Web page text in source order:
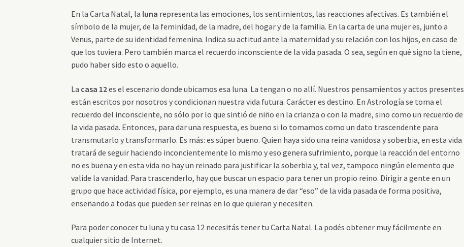
En la Carta Natal, la luna representa las emociones, los sentimientos, las reacciones afectivas. Es también el
símbolo de la mujer, de la feminidad, de la madre, del hogar y de la familia. En la carta de una mujer es, junto a
Venus, parte de su identidad femenina. Indica su actitud ante la maternidad y su relación con los hijos, en caso de
que los tuviera. Pero también marca el recuerdo inconsciente de la vida pasada. O sea, según en qué signo la tiene,
pudo haber sido esto o aquello.
La casa 12es el escenario donde ubicamos esa luna. La tengan o no allí. Nuestros pensamientos y actos presentes
están escritos por nosotros y condicionan nuestra vida futura. Carácter es destino. En Astrología se toma el
recuerdo del inconsciente, no sólo por lo que sintió de niño en la crianza o con la madre, sino como un recuerdo de
la vida pasada. Entonces, para dar una respuesta, es bueno si lo tomamos como un dato trascendente para
transmutarlo y transformarlo. Es más: es súper bueno. Quien haya sido una reina vanidosa y soberbia, en esta vida
tratará de seguir haciendo inconcientemente lo mismo y eso genera sufrimiento, porque la reacción del entorno
no es buena y en esta vida no hay un reinado para justificar la soberbia y, tal vez, tampoco ningún elemento que
valide la vanidad. Para trascenderlo, hay que buscar un espacio para tener un propio reino. Dirigir a gente en un
grupo que hace actividad física, por ejemplo, es una manera de dar “eso” de la vida pasada de forma positiva,
enseñando a todas que pueden ser reinas en lo que quieran y necesiten.
Para poder conocer tu luna y tu casa 12 necesitás tener tu Carta Natal. La podés obtener muy fácilmente en
cualquier sitio de Internet.